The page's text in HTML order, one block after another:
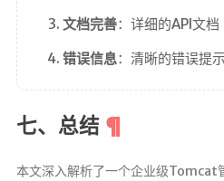
文档完善：详细的API文档
错误信息：清晰的错误提示
七、总结
本文深入解析了一个企业级Tomcat